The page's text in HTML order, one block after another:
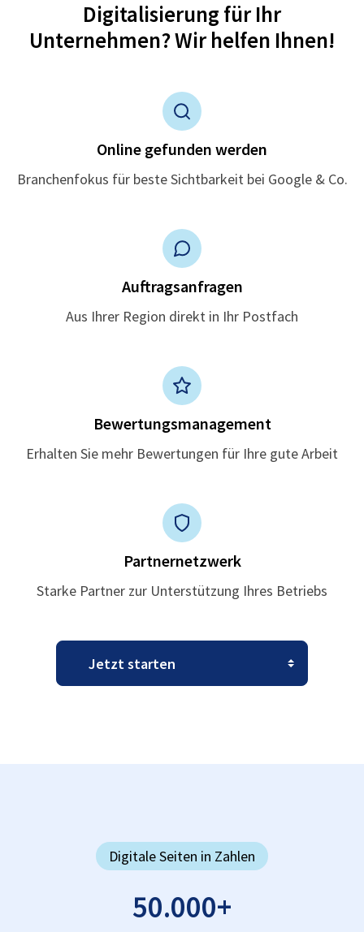
Digitalisierung für Ihr
Unternehmen? Wir helfen Ihnen!
Online gefunden werden
Branchenfokus für beste Sichtbarkeit bei Google & Co.
Auftragsanfragen
Aus Ihrer Region direkt in Ihr Postfach
Bewertungsmanagement
Erhalten Sie mehr Bewertungen für Ihre gute Arbeit
Partnernetzwerk
Starke Partner zur Unterstützung Ihres Betriebs
Digitale Seiten in Zahlen
50.000+